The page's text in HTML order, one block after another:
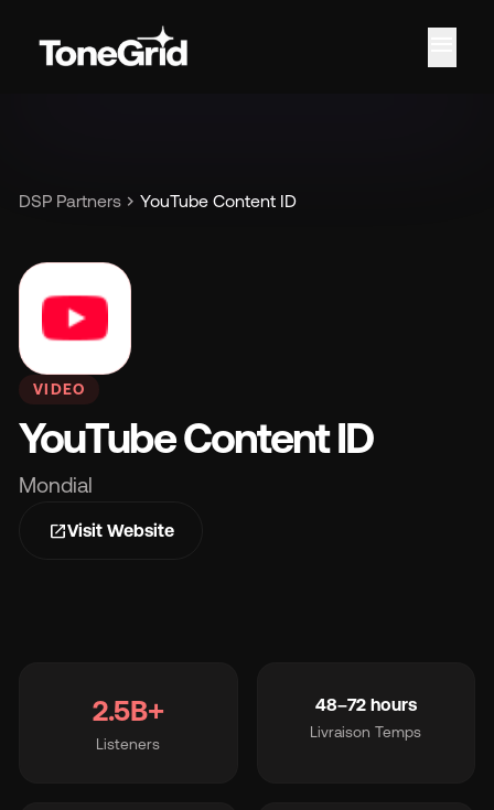
DSP Partners chevron_right YouTube Content ID
VIDEO
YouTube Content ID
Mondial
open_in_newVisit Website
2.5B+
Listeners
48–72 hours
Livraison Temps